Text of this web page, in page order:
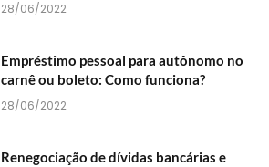
28/06/2022
Empréstimo pessoal para autônomo no
carnê ou boleto: Como funciona?
28/06/2022
Renegociação de dívidas bancárias e